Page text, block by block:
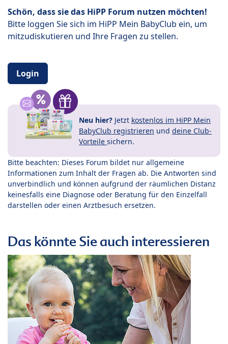
Schön, dass sie das HiPP Forum nutzen möchten!
Bitte loggen Sie sich im HiPP Mein BabyClub ein, um
mitzudiskutieren und Ihre Fragen zu stellen.
Login
Neu hier? Jetzt kostenlos im HiPP Mein
BabyClub registrieren und deine Club-
Vorteile sichern.
Bitte beachten: Dieses Forum bildet nur allgemeine
Informationen zum Inhalt der Fragen ab. Die Antworten sind
unverbindlich und können aufgrund der räumlichen Distanz
keinesfalls eine Diagnose oder Beratung für den Einzelfall
darstellen oder einen Arztbesuch ersetzen.
Das könnte Sie auch interessieren